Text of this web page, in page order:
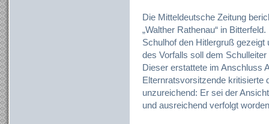
Die Mitteldeutsche Zeitung
„Walther Rathenau“ in
Schulhof den Hitlergruß
des Vorfalls soll dem
Dieser erstattete im Anschluss
Elternratsvorsitzende kritisierte
unzureichend: Er sei der
und ausreichend verfolgt